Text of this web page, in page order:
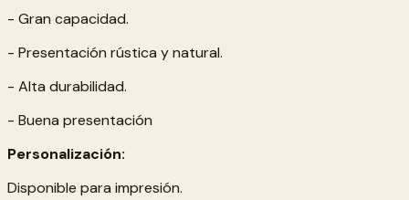
- Gran capacidad.
- Presentación rústica y natural.
- Alta durabilidad.
- Buena presentación
Personalización:
Disponible para impresión.